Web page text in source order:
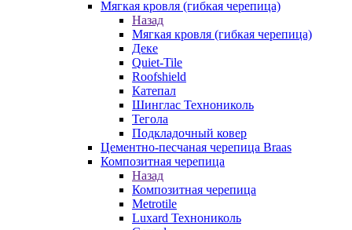
Мягкая кровля (гибкая черепица)
Назад
Мягкая кровля (гибкая черепица)
Деке
Quiet-Tile
Roofshield
Катепал
Шинглас Технониколь
Тегола
Подкладочный ковер
Цементно-песчаная черепица Braas
Композитная черепица
Назад
Композитная черепица
Metrotile
Luxard Технониколь